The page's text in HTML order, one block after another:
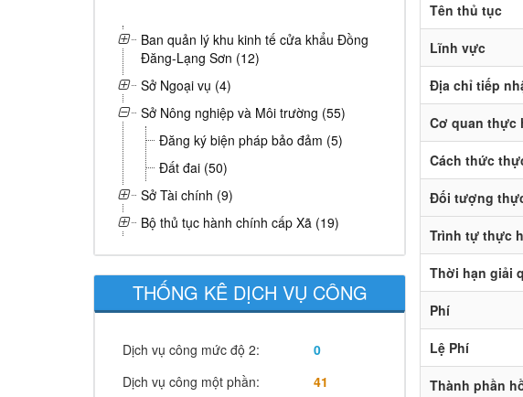
Ban quản lý khu kinh tế cửa khẩu Đồng
Đăng-Lạng Sơn (12)
Sở Ngoại vụ (4)
Sở Nông nghiệp và Môi trường (55)
Đăng ký biện pháp bảo đảm (5)
Đất đai (50)
Sở Tài chính (9)
Bộ thủ tục hành chính cấp Xã (19)
THỐNG KÊ DỊCH VỤ CÔNG
Dịch vụ công mức độ 2:
0
Dịch vụ công một phần:
41
Tên thủ tục
Lĩnh vực
Địa chỉ tiếp
Cơ quan thực
Cách thức
Đối tượng
Trình tự thực
Thời hạn giải
Phí
Lệ Phí
Thành phần